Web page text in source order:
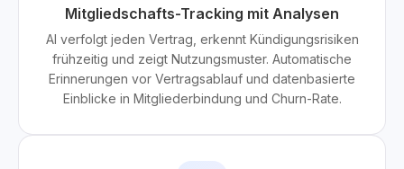
Mitgliedschafts-Tracking mit Analysen
AI verfolgt jeden Vertrag, erkennt Kündigungsrisiken
frühzeitig und zeigt Nutzungsmuster. Automatische
Erinnerungen vor Vertragsablauf und datenbasierte
Einblicke in Mitgliederbindung und Churn-Rate.